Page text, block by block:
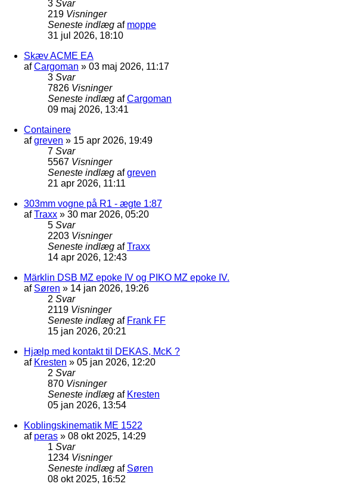
3 Svar
219 Visninger
Seneste indlæg af moppe
31 jul 2026, 18:10
Skæv ACME EA
afCargoman » 03 maj 2026, 11:17
3 Svar
7826 Visninger
Seneste indlæg afCargoman
09 maj 2026, 13:41
Containere
afgreven » 15 apr 2026, 19:49
7 Svar
5567 Visninger
Seneste indlæg afgreven
21 apr 2026, 11:11
303mm vogne på R1 - ægte 1:87
afTraxx » 30 mar 2026, 05:20
5 Svar
2203 Visninger
Seneste indlæg afTraxx
14 apr 2026, 12:43
Märklin DSB MZ epoke IV og PIKO MZ epoke IV.
af Søren » 14 jan 2026, 19:26
2 Svar
2119 Visninger
Seneste indlæg af Frank FF
15 jan 2026, 20:21
Hjælp med kontakt til DEKAS, McK ?
af Kresten » 05 jan 2026, 12:20
2 Svar
870 Visninger
Seneste indlæg af Kresten
05 jan 2026, 13:54
Koblingskinematik ME 1522
af peras » 08 okt 2025, 14:29
1 Svar
1234 Visninger
Seneste indlæg af Søren
08 okt 2025, 16:52